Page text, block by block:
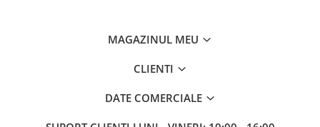
MAGAZINUL MEU
CLIENTI
DATE COMERCIALE